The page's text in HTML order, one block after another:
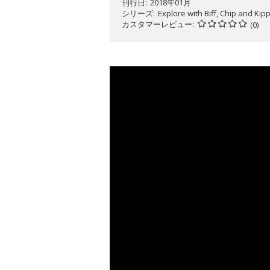
刊行日
2018年01月
シリーズ Explore with Biff, Chip and
カスタマーレビュー
(0)